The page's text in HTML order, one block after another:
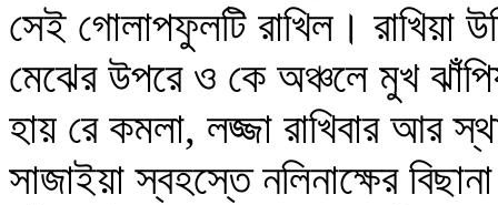
সেই গোলাপফুলটি রাখিল। রাখিয়া
মেঝের উপরে ও কে অঞ্চলে মুখ
হায় রে কমলা, লজ্জা রাখিবার আর
সাজাইয়া স্বহস্তে নলিনাক্ষের